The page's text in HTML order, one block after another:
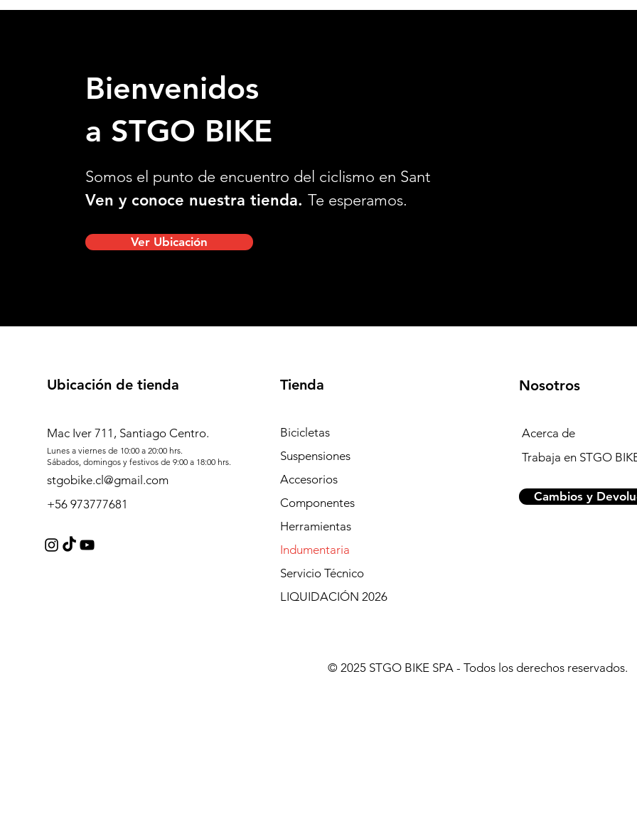
Bienvenidos
a STGO BIKE
Somos el punto de encuentro del ciclismo en Santiago.
Ven y conoce nuestra tienda. Te esperamos.
Ver Ubicación
Ubicación de tienda
Mac Iver 711, Santiago Centro.
Lunes a viernes de 10:00 a 20:00 hrs.
Sábados, domingos y festivos de 9:00 a 18:00 hrs.
stgobike.cl@gmail.com
+56 973777681
Tienda
Bicicletas
Suspensiones
Accesorios
Componentes
Herramientas
Indumentaria
Servicio Técnico
LIQUIDACIÓN 2026
Nosotros
Acerca de
Trabaja en STGO
Cambios y
© 2025 STGO BIKE SPA - Todos los derechos reservados.